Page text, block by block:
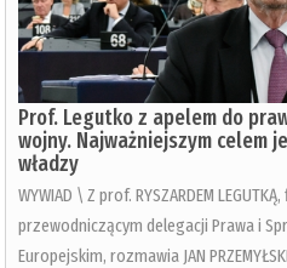
Prof. Legutko z apelem do
wojny. Najważniejszym celem
władzy
WYWIAD \ Z prof. RYSZARDEM
przewodniczącym delegacji Prawa i
Europejskim, rozmawia JAN PRZEMYŁSKI